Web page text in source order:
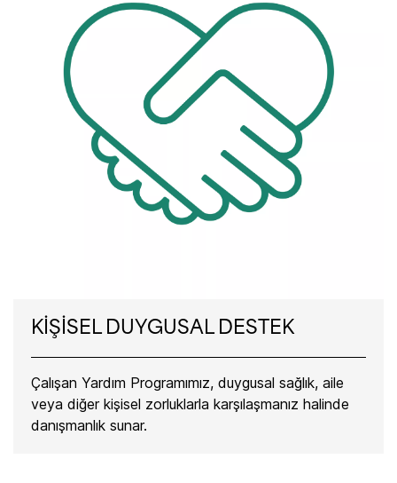
KİŞİSEL DUYGUSAL DESTEK
Çalışan Yardım Programımız, duygusal sağlık, aile
veya diğer kişisel zorluklarla karşılaşmanız halinde
danışmanlık sunar.